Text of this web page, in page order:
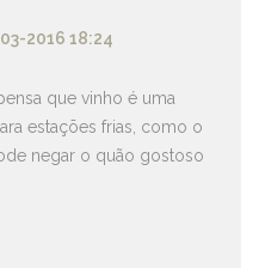
2016 18:24
que vinho é uma
estações frias, como o
negar o quão gostoso